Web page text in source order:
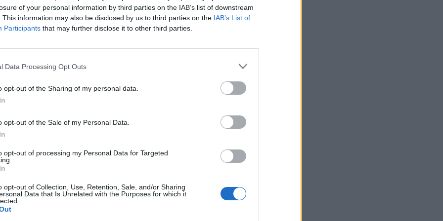
of your personal information by third parties on the IAB’s list of downstream
This information may also be disclosed by us to third parties on the IAB’s List of
Participants that may further disclose it to other third parties.
Data Processing Opt Outs
opt-out of the Sharing of my personal data.
opt-out of the Sale of my Personal Data.
opt-out of processing my Personal Data for Targeted
opt-out of Collection, Use, Retention, Sale, and/or Sharing
Data that Is Unrelated with the Purposes for which it
χρόνου.
διαφωνία και την επακόλουθη διαγραφή
πολιτικός, υπερέβη τα εσκαμμένα και
τις αρχές κομματικής δεοντολογίας που
του πολιτική ζημιά ενόψει της
ότι όλες οι κινήσεις του το
πλήξουν το αρχηγικό γόητρο του
του και να επιβάλλουν την ατζέντα της
δεν υπολόγισε καλά την αντίδραση του
τις αναίτιες προκλήσεις θα γινόταν
αντιρρησία.